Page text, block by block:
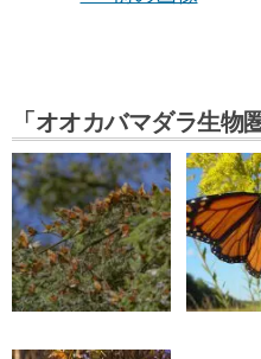
「オオカバマダラ生物